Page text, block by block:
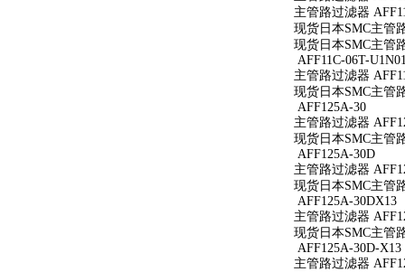
主管路过滤器
现货日本SMC主管
现货日本SMC主管
AFF11C-06T-
主管路过滤器
现货日本SMC主管
AFF125A-30
主管路过滤器
现货日本SMC主管
AFF125A-30D
主管路过滤器
现货日本SMC主管
AFF125A-30DX13
主管路过滤器
现货日本SMC主管
AFF125A-30D-X13
主管路过滤器